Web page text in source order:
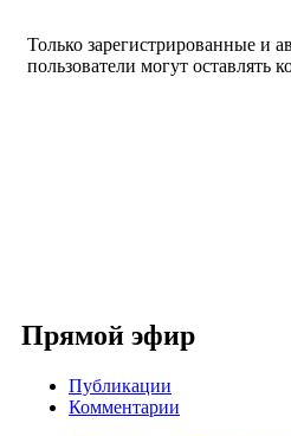
Только зарегистрированные и
пользователи могут оставлять
Прямой эфир
Публикации
Комментарии